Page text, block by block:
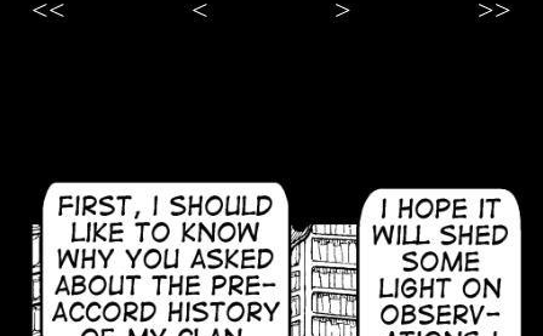
<< < > >>